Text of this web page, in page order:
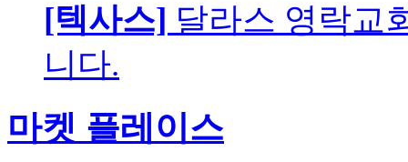
[텍사스] 달라스 영락교
니다.
마켓 플레이스